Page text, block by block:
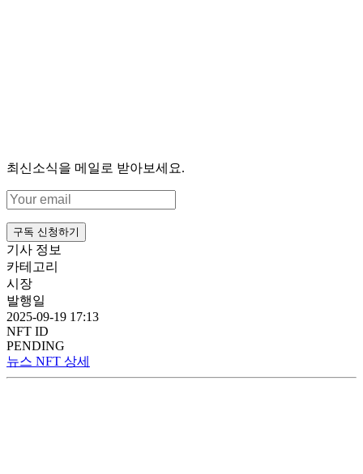
최신소식을 메일로 받아보세요.
구독 신청하기
기사 정보
카테고리
시장
발행일
2025-09-19 17:13
NFT ID
PENDING
뉴스 NFT 상세